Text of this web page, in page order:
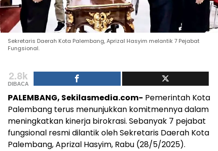
Sekretaris Daerah Kota Palembang, Aprizal Hasyim melantik 7 Pejabat
Fungsional.
2.8k
DIBACA
PALEMBANG, Sekilasmedia.com- Pemerintah Kota
Palembang terus menunjukkan komitmennya dalam
meningkatkan kinerja birokrasi. Sebanyak 7 pejabat
fungsional resmi dilantik oleh Sekretaris Daerah Kota
Palembang, Aprizal Hasyim, Rabu (28/5/2025).